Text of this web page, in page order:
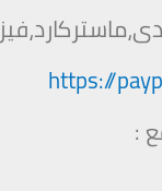
https://
: